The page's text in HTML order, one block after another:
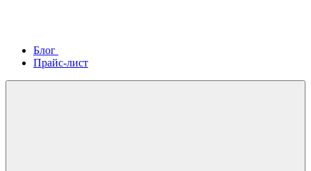
Блог
Прайс-лист